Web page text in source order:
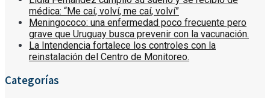
médica: “Me caí, volví, me caí, volví”
Meningococo: una enfermedad poco frecuente pero
grave que Uruguay busca prevenir con la vacunación.
La Intendencia fortalece los controles con la
reinstalación del Centro de Monitoreo.
Categorías